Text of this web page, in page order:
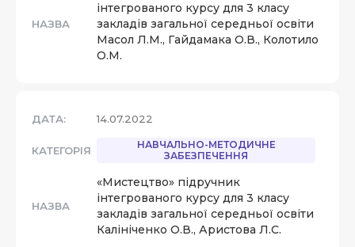
НАЗВА
інтегрованого курсу для 3 класу
закладів загальної середньої освіти
Масол Л.М., Гайдамака О.В., Колотило
О.М.
ДАТА: 14.07.2022
КАТЕГОРІЯ
НАВЧАЛЬНО-МЕТОДИЧНЕ
ЗАБЕЗПЕЧЕННЯ
НАЗВА
«Мистецтво» підручник
інтегрованого курсу для 3 класу
закладів загальної середньої освіти
Калініченко О.В., Аристова Л.С.